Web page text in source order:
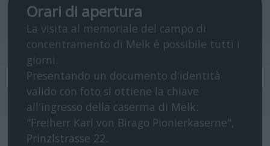
Orari di apertura
La visita al memoriale del campo di
concentramento di Melk è possibile tutti i
giorni.
Presentando un documento d'identità
valido con foto si ottiene la chiave
all'ingresso della caserma di Melk:
"Freiherr Karl von Birago Pionierkaserne",
Prinzlstrasse 22.